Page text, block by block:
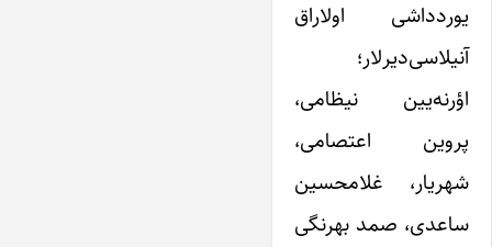
یوردداشی اولاراق
آنیلاسی‌دیرلار؛
اؤرنه‌یین نیظامی،
پروین اعتصامی،
شهریار، غلامحسین
ساعدی، صمد بهرنگی